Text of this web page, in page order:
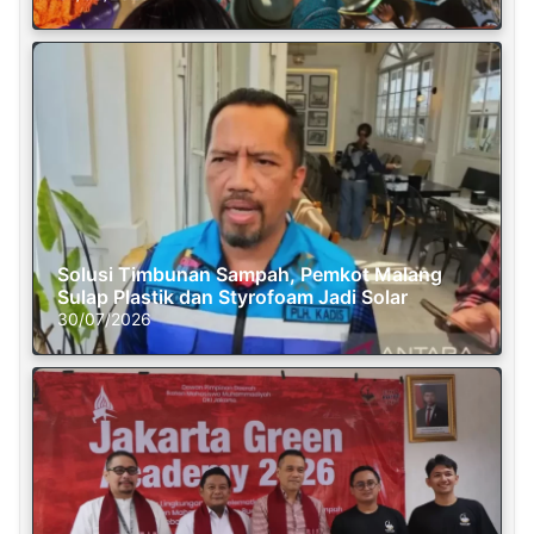
Solusi Timbunan Sampah, Pemkot Malang
Sulap Plastik dan Styrofoam Jadi Solar
30/07/2026